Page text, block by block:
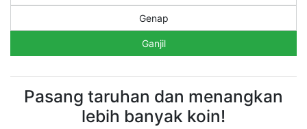
Genap
Ganjil
Pasang taruhan dan menangkan
lebih banyak koin!